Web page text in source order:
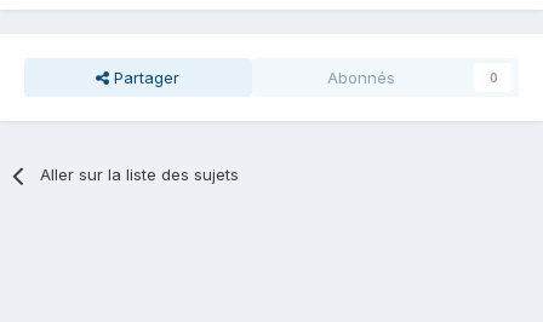
Partager Abonnés 0
Aller sur la liste des sujets